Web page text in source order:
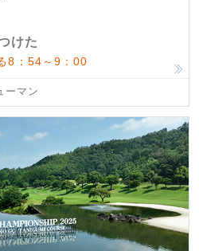
けた
8：54～9：00
ーマン